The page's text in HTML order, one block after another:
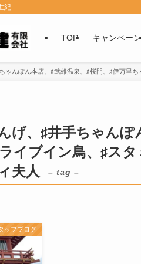
紀
TOP キャンペーン
ゃんぽん本店、♯武雄温泉、♯桜門、♯伊万里
げ、♯井手ちゃんぽ
イブイン鳥、♯ス
夫人
– tag –
ッフブログ